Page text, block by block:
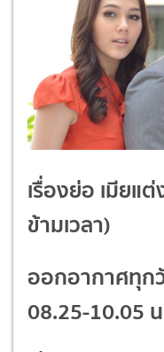
เรื่องย่อ เมียแ
ข้ามเวลา)
ออกอากาศทุก
08.25-10.05